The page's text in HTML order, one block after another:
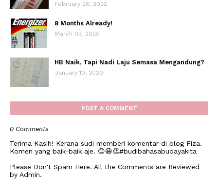
February 28, 2022
8 Months Already!
March 03, 2020
HB Naik, Tapi Nadi Laju Semasa Mengandung?
January 10, 2020
POST A COMMENT
0 Comments
Terima Kasih! Kerana sudi memberi komentar di blog Fiza.
Komen yang baik-baik aje. 😊😆👏#budibahasabudayakita
Please Don't Spam Here. All the Comments are Reviewed
by Admin.